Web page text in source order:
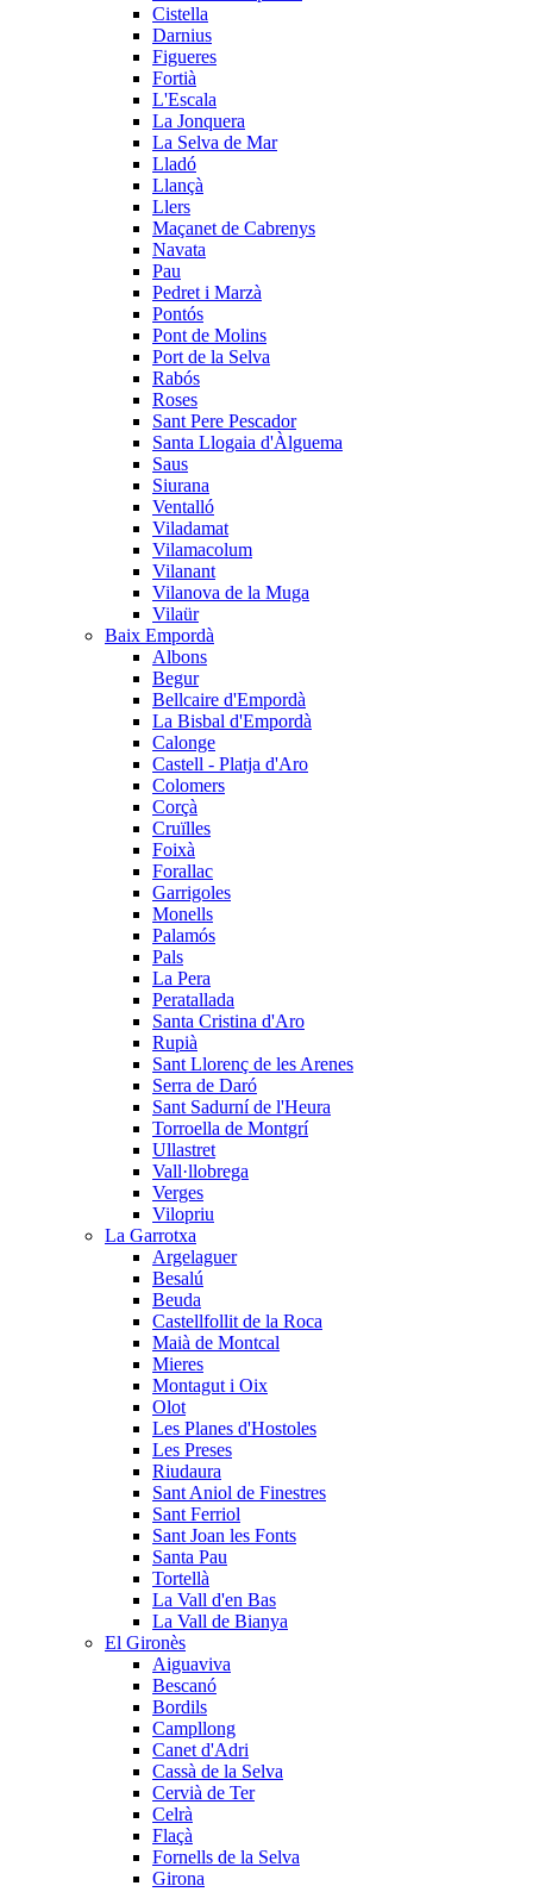
Cistella
Darnius
Figueres
Fortià
L'Escala
La Jonquera
La Selva de Mar
Lladó
Llançà
Llers
Maçanet de Cabrenys
Navata
Pau
Pedret i Marzà
Pontós
Pont de Molins
Port de la Selva
Rabós
Roses
Sant Pere Pescador
Santa Llogaia d'Àlguema
Saus
Siurana
Ventalló
Viladamat
Vilamacolum
Vilanant
Vilanova de la Muga
Vilaür
Baix Empordà
Albons
Begur
Bellcaire d'Empordà
La Bisbal d'Empordà
Calonge
Castell - Platja d'Aro
Colomers
Corçà
Cruïlles
Foixà
Forallac
Garrigoles
Monells
Palamós
Pals
La Pera
Peratallada
Santa Cristina d'Aro
Rupià
Sant Llorenç de les Arenes
Serra de Daró
Sant Sadurní de l'Heura
Torroella de Montgrí
Ullastret
Vall·llobrega
Verges
Vilopriu
La Garrotxa
Argelaguer
Besalú
Beuda
Castellfollit de la Roca
Maià de Montcal
Mieres
Montagut i Oix
Olot
Les Planes d'Hostoles
Les Preses
Riudaura
Sant Aniol de Finestres
Sant Ferriol
Sant Joan les Fonts
Santa Pau
Tortellà
La Vall d'en Bas
La Vall de Bianya
El Gironès
Aiguaviva
Bescanó
Bordils
Campllong
Canet d'Adri
Cassà de la Selva
Cervià de Ter
Celrà
Flaçà
Fornells de la Selva
Girona